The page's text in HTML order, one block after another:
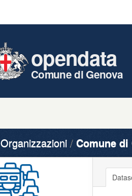
opendata
Comune di Genova
Organizzazioni Comune